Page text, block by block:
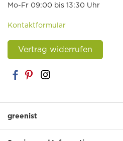
Mo-Fr 09:00 bis 13:30 Uhr
Kontaktformular
Vertrag widerrufen
greenist